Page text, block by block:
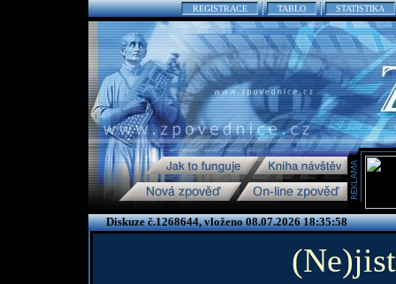
REGISTRACE TABLO STATISTIKA
Diskuze č.1268644, vloženo 08.07.2026 18:35:58